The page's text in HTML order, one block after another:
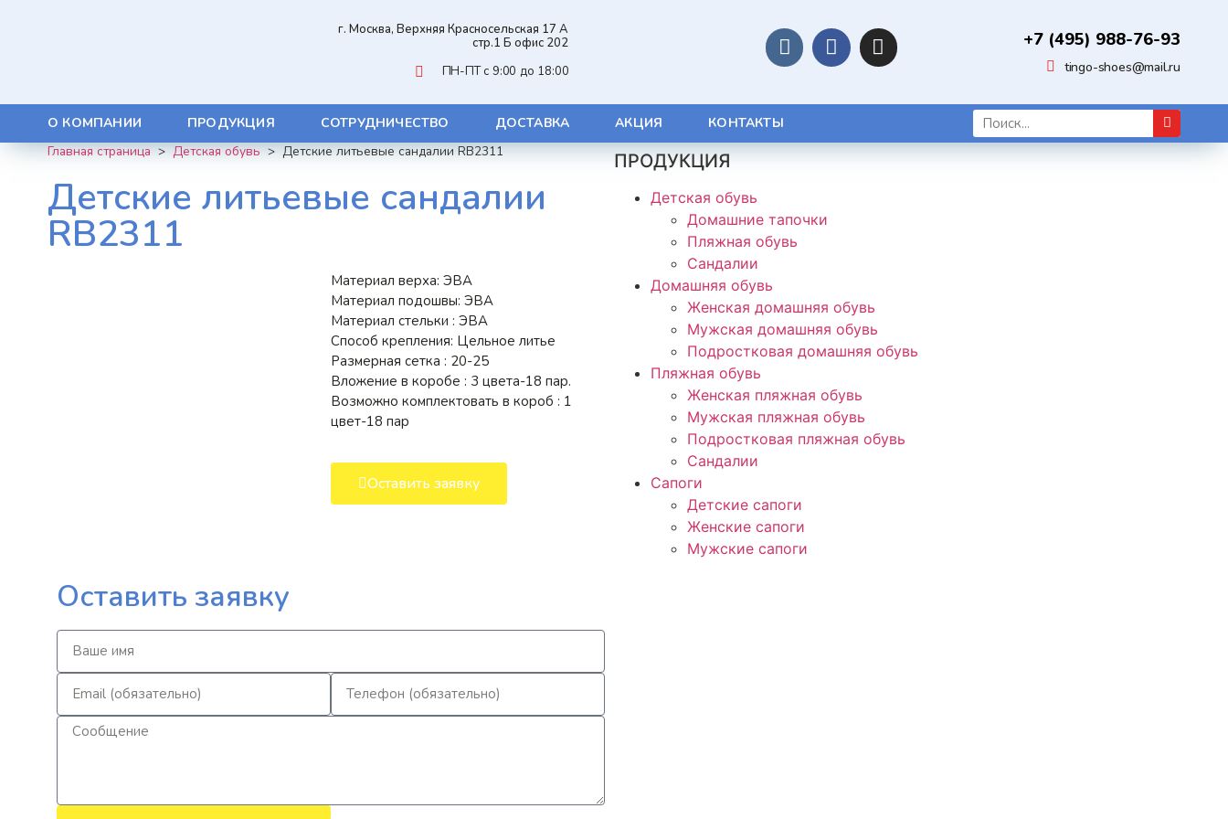
г. Москва, Верхняя Красносельская 17 А
стр.1 Б офис 202
ПН-ПТ с 9:00 до 18:00
+7 (495) 988-76-93
tingo-shoes@mail.ru
О КОМПАНИИ ПРОДУКЦИЯ СОТРУДНИЧЕСТВО ДОСТАВКА АКЦИЯ
КОНТАКТЫ
Главная страница>Детская обувь>Детские литьевые сандалии RB2311
Детские литьевые сандалии
RB2311
Материал верха: ЭВА
Материал подошвы: ЭВА
Материал стельки : ЭВА
Способ крепления: Цельное литье
Размерная сетка : 20-25
Вложение в коробе : 3 цвета-18 пар.
Возможно комплектовать в короб : 1
цвет-18 пар
Оставить заявку
Оставить заявку
ПРОДУКЦИЯ
Детская обувь
Домашние тапочки
Пляжная обувь
Сандалии
Домашняя обувь
Женская домашняя обувь
Мужская домашняя обувь
Подростковая домашняя обувь
Пляжная обувь
Женская пляжная обувь
Мужская пляжная обувь
Подростковая пляжная обувь
Сандалии
Сапоги
Детские сапоги
Женские сапоги
Мужские сапоги